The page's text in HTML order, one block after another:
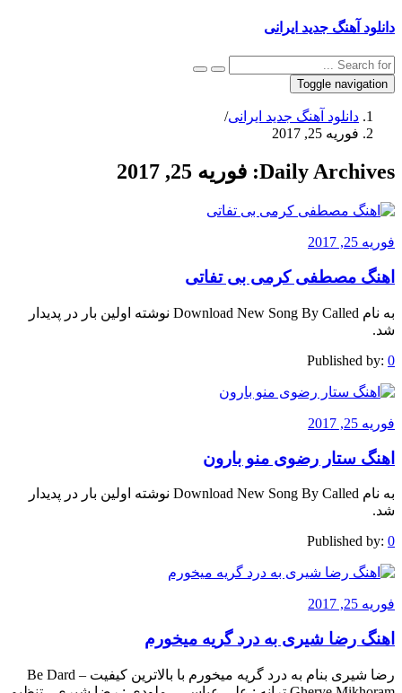
دانلود آهنگ جدید ایرانی
Toggle navigation
دانلود آهنگ جدید ایرانی/
فوریه 25, 2017
Daily Archives: فوریه 25, 2017
فوریه 25, 2017
اهنگ مصطفی کرمی بی تفاتی
به نام Download New Song By Called نوشته اولین بار در پدیدار
شد.
Published by: 0
فوریه 25, 2017
اهنگ ستار رضوی منو بارون
به نام Download New Song By Called نوشته اولین بار در پدیدار
شد.
Published by: 0
فوریه 25, 2017
اهنگ رضا شیری به درد گریه میخورم
رضا شیری بنام به درد گریه میخورم با بالاترین کیفیت – Be Dard